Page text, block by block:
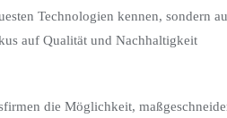
Technologien kennen, sondern
auf Qualität und Nachhaltigkeit
die Möglichkeit,